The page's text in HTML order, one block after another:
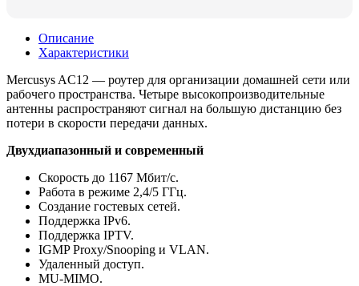
Описание
Характеристики
Mercusys AC12 — роутер для организации домашней сети или
рабочего пространства. Четыре высокопроизводительные
антенны распространяют сигнал на большую дистанцию без
потери в скорости передачи данных.
Двухдиапазонный и современный
Скорость до 1167 Мбит/с.
Работа в режиме 2,4/5 ГГц.
Создание гостевых сетей.
Поддержка IPv6.
Поддержка IPTV.
IGMP Proxy/Snooping и VLAN.
Удаленный доступ.
MU-MIMO.